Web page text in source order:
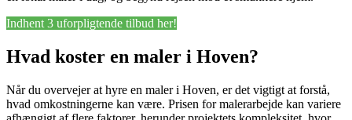
Indhent 3 uforpligtende tilbud her!
Hvad koster en maler i Hoven?
Når du overvejer at hyre en maler i Hoven, er det vigtigt at forstå,
hvad omkostningerne kan være. Prisen for malerarbejde kan variere